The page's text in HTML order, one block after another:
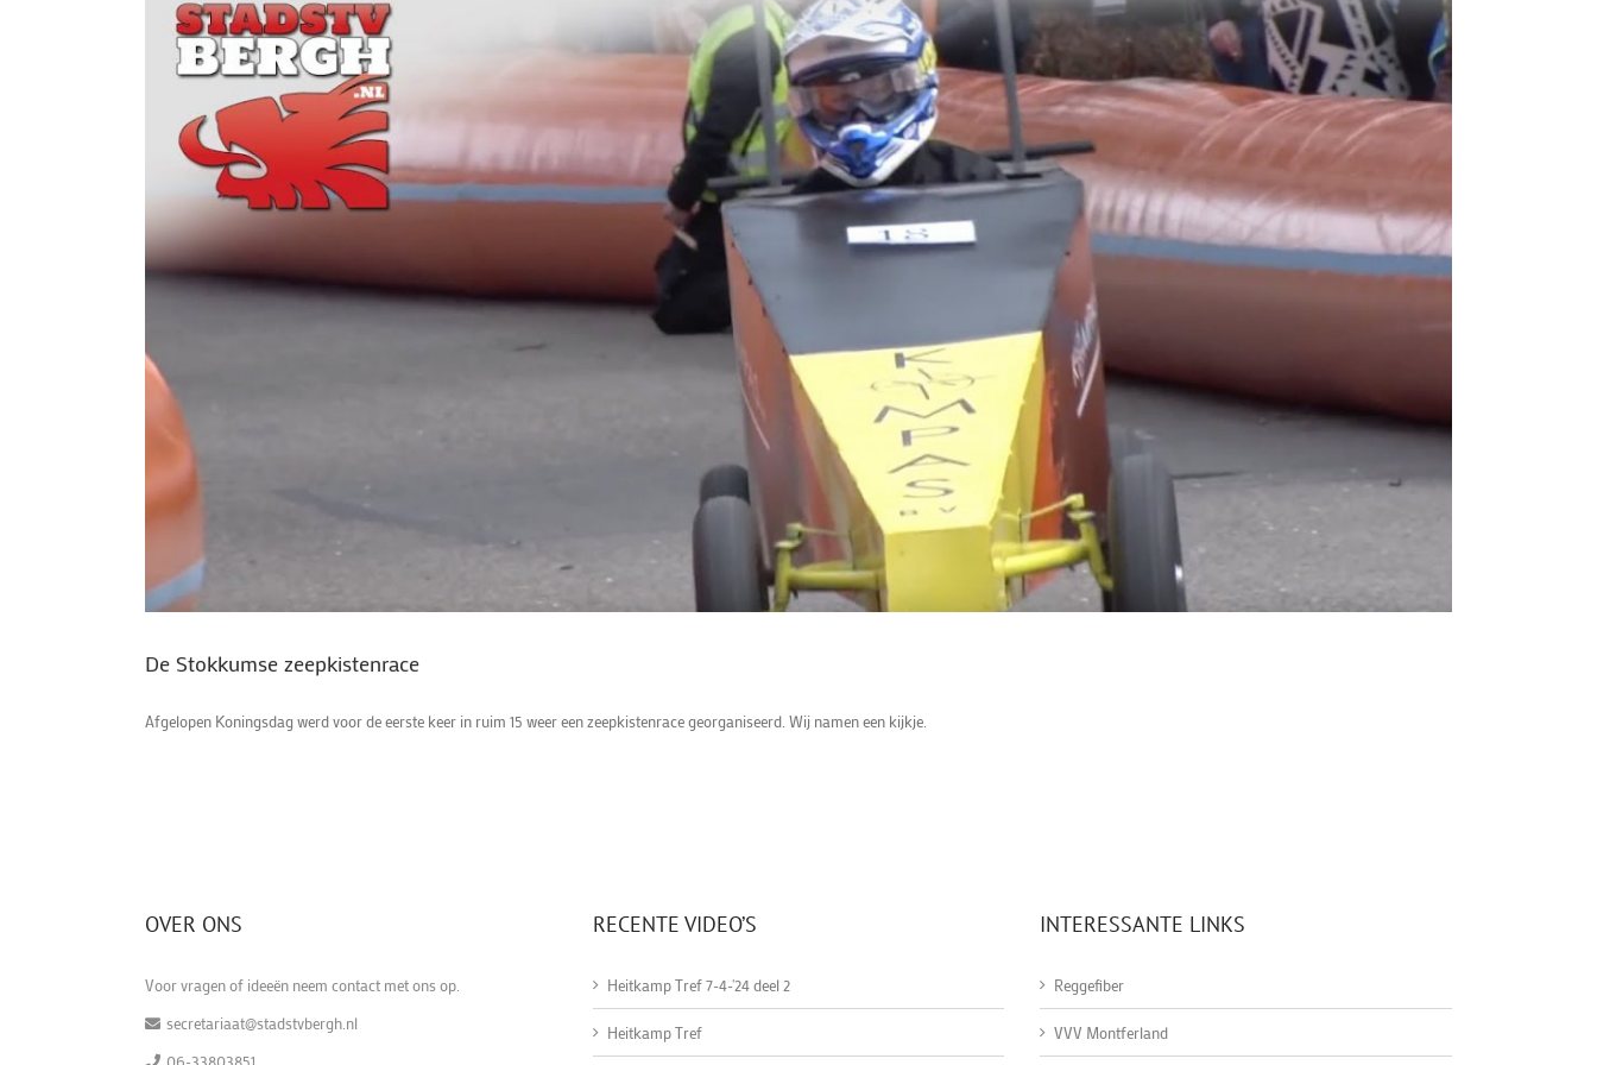
De Stokkumse zeepkistenrace
Afgelopen Koningsdag werd voor de eerste keer in ruim 15 weer een zeepkistenrace georganiseerd. Wij namen een kijkje.
OVER ONS
Voor vragen of ideeën neem contact met ons op.
secretariaat@stadstvbergh.nl
06-33803851
RECENTE VIDEO’S
Heitkamp Tref 7-4-'24 deel 2
Heitkamp Tref
INTERESSANTE LINKS
Reggefiber
VVV Montferland